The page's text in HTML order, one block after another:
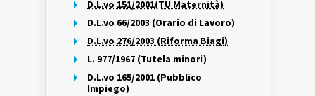
D.L.vo 151/2001(TU Maternità)
D.L.vo 66/2003 (Orario di Lavoro)
D.L.vo 276/2003 (Riforma Biagi)
L. 977/1967 (Tutela minori)
D.L.vo 165/2001 (Pubblico
Impiego)